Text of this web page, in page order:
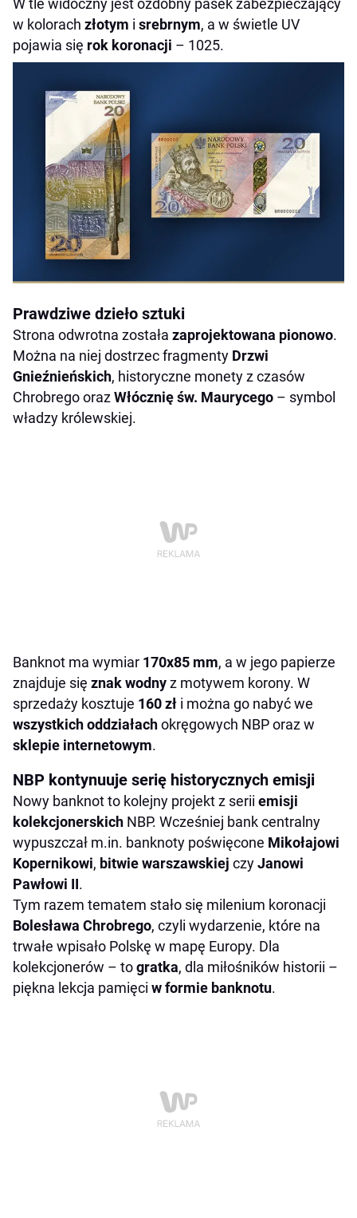
W tle widoczny jest ozdobny pasek zabezpieczający
w kolorach złotym i srebrnym, a w świetle UV
pojawia się rok koronacji – 1025.
Prawdziwe dzieło sztuki
Strona odwrotna została zaprojektowana pionowo.
Można na niej dostrzec fragmenty Drzwi
Gnieźnieńskich, historyczne monety z czasów
Chrobrego orazWłócznię św. Maurycego – symbol
władzy królewskiej.
Banknot ma wymiar 170x85 mm, a w jego papierze
znajduje się znak wodnyz motywem korony. W
sprzedaży kosztuje 160 zł i można go nabyć we
wszystkich oddziałachokręgowych NBP oraz w
sklepie internetowym.
NBP kontynuuje serię historycznych emisji
Nowy banknot to kolejny projekt z serii emisji
kolekcjonerskich NBP. Wcześniej bank centralny
wypuszczał m.in. banknoty poświęcone Mikołajowi
Kopernikowi, bitwie warszawskiej czyJanowi
Pawłowi II.
Tym razem tematem stało się milenium koronacji
Bolesława Chrobrego, czyli wydarzenie, które na
trwałe wpisało Polskę w mapę Europy. Dla
kolekcjonerów – togratka, dla miłośników historii –
piękna lekcja pamięci w formie banknotu.